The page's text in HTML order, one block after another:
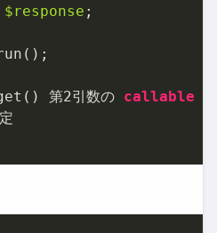
$response ;
第2引数の callable